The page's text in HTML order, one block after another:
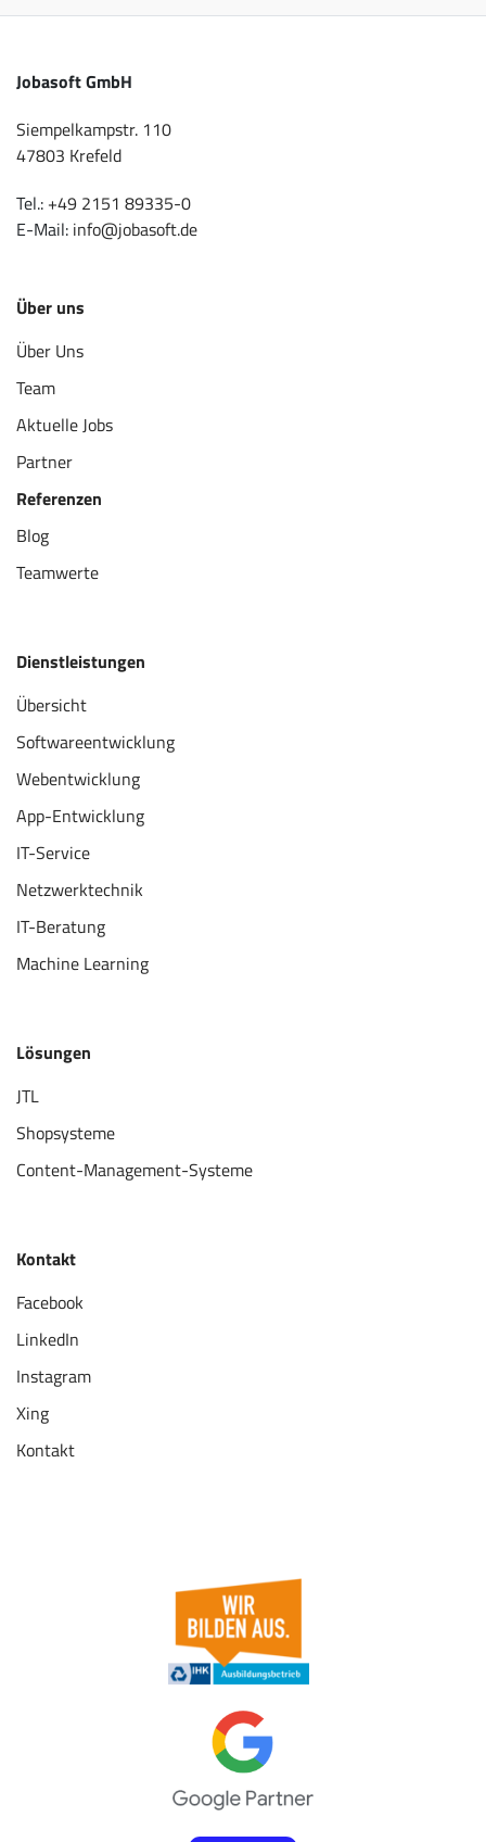
Jobasoft GmbH
Siempelkampstr. 110
47803 Krefeld
Tel.: +49 2151 89335-0
E-Mail: info@jobasoft.de
Über uns
Über Uns
Team
Aktuelle Jobs
Partner
Referenzen
Blog
Teamwerte
Dienstleistungen
Übersicht
Softwareentwicklung
Webentwicklung
App-Entwicklung
IT-Service
Netzwerktechnik
IT-Beratung
Machine Learning
Lösungen
JTL
Shopsysteme
Content-Management-Systeme
Kontakt
Facebook
LinkedIn
Instagram
Xing
Kontakt